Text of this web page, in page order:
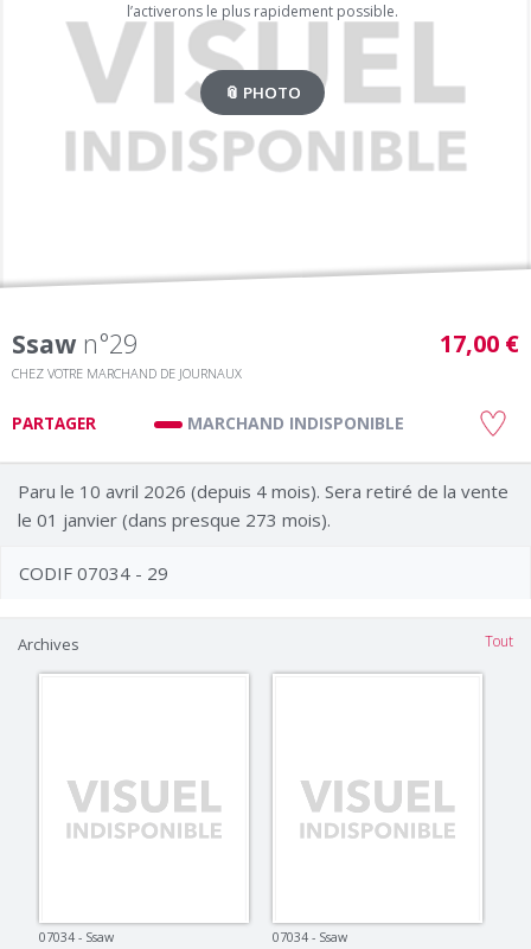
l’activerons le plus rapidement possible.
📎 PHOTO
Ssaw n°29
CHEZ VOTRE MARCHAND DE JOURNAUX
17,00 €
PARTAGER MARCHAND INDISPONIBLE
Paru le 10 avril 2026 (depuis 4 mois). Sera retiré de la vente
le 01 janvier (dans presque 273 mois).
CODIF 07034 - 29
Archives Tout
07034 - Ssaw 07034 - Ssaw